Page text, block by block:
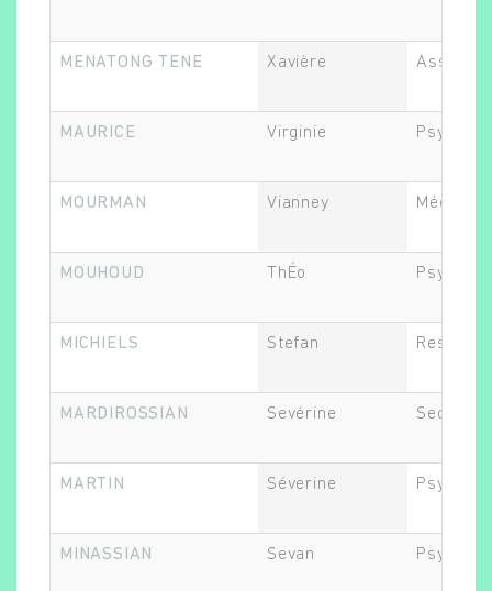
MENATONG TENE Xavière
MAURICE Virginie
MOURMAN Vianney Médecin
MOUHOUD ThÉo
MICHIELS Stefan
MARDIROSSIAN Sevérine
MARTIN Séverine
MINASSIAN Sevan